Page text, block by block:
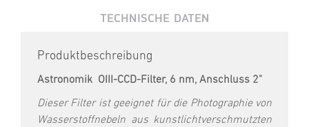
TECHNISCHE DATEN
Produktbeschreibung
Astronomik OIII-CCD-Filter, 6 nm, Anschluss 2"
Dieser Filter ist geeignet für die Photographie von
Wasserstoffnebeln aus kunstlichtverschmutzten